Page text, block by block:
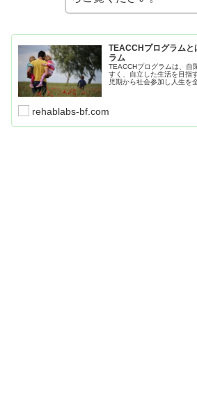
TEACCHプログラム
ラム
TEACCHプログラムは、自
すく、自立した生活を目指
児期から社会参加し人生を
rehablabs-bf.com